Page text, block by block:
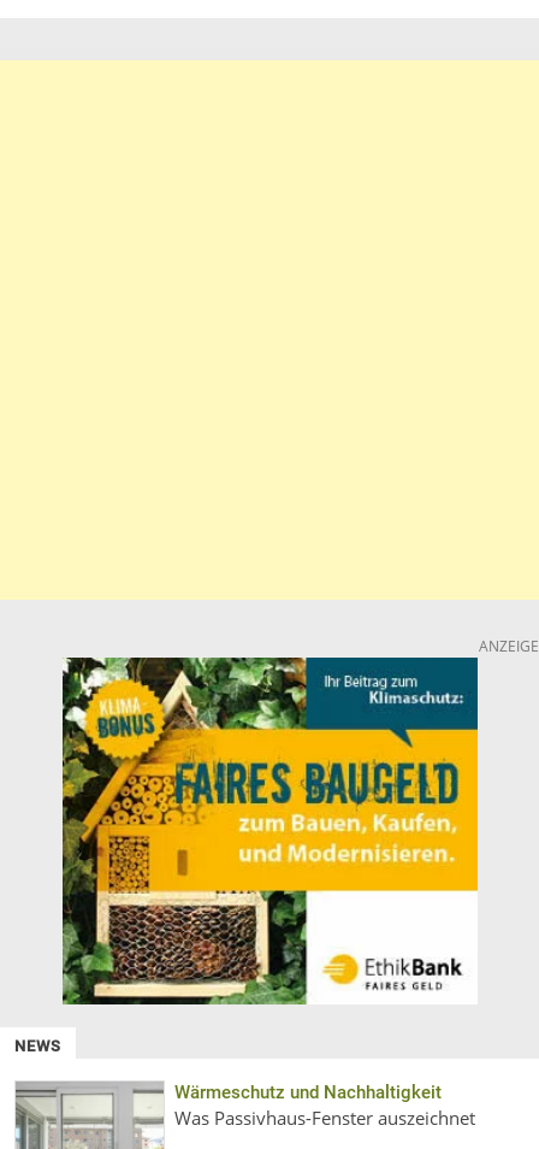
ANZEIGE
NEWS
Wärmeschutz und Nachhaltigkeit
Was Passivhaus-Fenster auszeichnet